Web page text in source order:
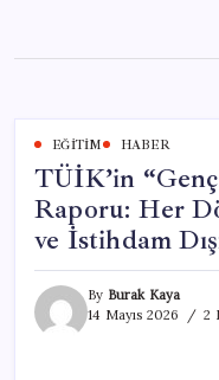
content
EĞITIM HABER
TÜİK’in
Raporu: Her
ve İstihdam
By Burak Kaya
14 Mayıs 2026
2